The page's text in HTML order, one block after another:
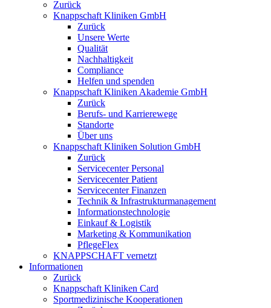
Zurück
Knappschaft Kliniken GmbH
Zurück
Unsere Werte
Qualität
Nachhaltigkeit
Compliance
Helfen und spenden
Knappschaft Kliniken Akademie GmbH
Zurück
Berufs- und Karrierewege
Standorte
Über uns
Knappschaft Kliniken Solution GmbH
Zurück
Servicecenter Personal
Servicecenter Patient
Servicecenter Finanzen
Technik & Infrastrukturmanagement
Informationstechnologie
Einkauf & Logistik
Marketing & Kommunikation
PflegeFlex
KNAPPSCHAFT vernetzt
Informationen
Zurück
Knappschaft Kliniken Card
Sportmedizinische Kooperationen